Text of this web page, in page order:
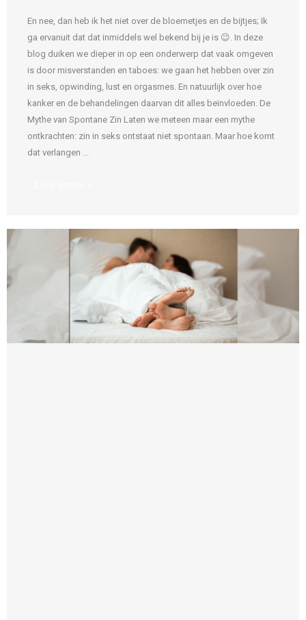
En nee, dan heb ik het niet over de bloemetjes en de bijtjes; Ik
ga ervanuit dat dat inmiddels wel bekend bij je is 😉. In deze
blog duiken we dieper in op een onderwerp dat vaak omgeven
is door misverstanden en taboes: we gaan het hebben over zin
in seks, opwinding, lust en orgasmes. En natuurlijk over hoe
kanker en de behandelingen daarvan dit alles beïnvloeden. De
Mythe van Spontane Zin Laten we meteen maar een mythe
ontkrachten: zin in seks ontstaat niet spontaan. Maar hoe komt
dat verlangen ...